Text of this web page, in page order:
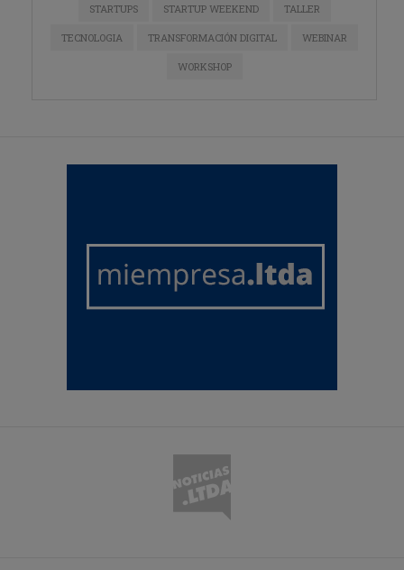
STARTUPS STARTUP WEEKEND TALLER
TECNOLOGIA TRANSFORMACIÓN DIGITAL WEBINAR
WORKSHOP